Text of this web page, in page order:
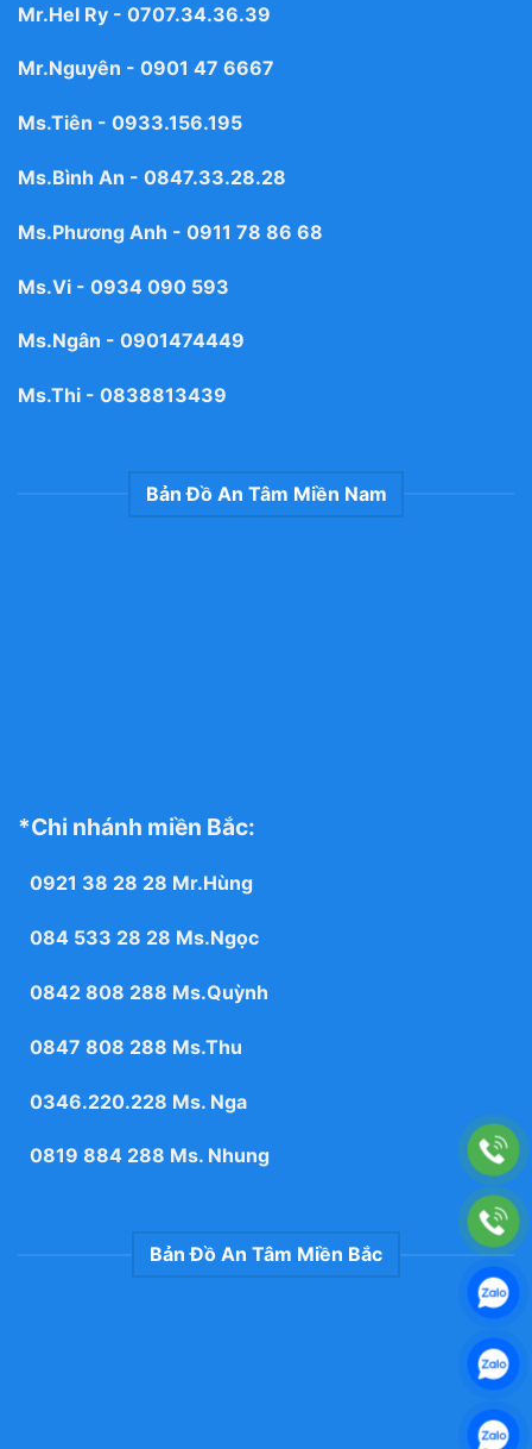
Mr.Hel Ry - 0707.34.36.39
Mr.Nguyên - 0901 47 6667
Ms.Tiên - 0933.156.195
Ms.Bình An - 0847.33.28.28
Ms.Phương Anh - 0911 78 86 68
Ms.Vi - 0934 090 593
Ms.Ngân - 0901474449
Ms.Thi - 0838813439
Bản Đồ An Tâm Miền Nam
*Chi nhánh miền Bắc:
0921 38 28 28 Mr.Hùng
084 533 28 28 Ms.Ngọc
0842 808 288 Ms.Quỳnh
0847 808 288 Ms.Thu
0346.220.228 Ms. Nga
0819 884 288 Ms. Nhung
Bản Đồ An Tâm Miền Bắc